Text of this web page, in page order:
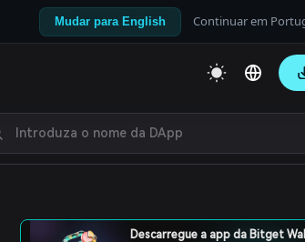
Mudar para English Continuar em
Descarregue a app da Bitget